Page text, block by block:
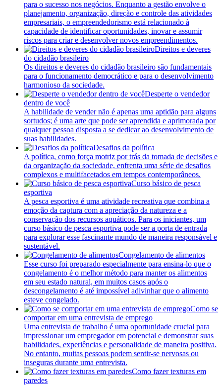
para o sucesso nos negócios. Enquanto a gestão envolve o
planejamento, organização, direção e controle das atividades
empresariais, o empreendedorismo está relacionado à
capacidade de identificar oportunidades, inovar e assumir
riscos para criar e desenvolver novos empreendimentos.
Direitos e deveres
do cidadão brasileiro
Os direitos e deveres do cidadão brasileiro são fundamentais
para o funcionamento democrático e para o desenvolvimento
harmonioso da sociedade.
Desperte o vendedor
dentro de você
A habilidade de vender não é apenas uma aptidão para alguns
sortudos; é uma arte que pode ser aprendida e aprimorada por
qualquer pessoa disposta a se dedicar ao desenvolvimento de
suas habilidades.
Desafios da política
A política, como força motriz por trás da tomada de decisões e
da organização da sociedade, enfrenta uma série de desafios
complexos e multifacetados em tempos contemporâneos.
Curso básico de pesca
esportiva
A pesca esportiva é uma atividade recreativa que combina a
emoção da captura com a apreciação da natureza e a
conservação dos recursos aquáticos. Para os iniciantes, um
curso básico de pesca esportiva pode ser a porta de entrada
para explorar esse fascinante mundo de maneira responsável e
sustentável.
Congelamento de alimentos
Esse curso foi preparado especialmente para ensina-lo que o
congelamento é o melhor método para manter os alimentos
em seu estado natural, em muitos casos após o
descongelamento é até impossível adivinhar que o alimento
esteve congelado.
Como se
comportar em uma entrevista de emprego
Uma entrevista de trabalho é uma oportunidade crucial para
impressionar um empregador em potencial e demonstrar suas
habilidades, experiências e personalidade de maneira positiva.
No entanto, muitas pessoas podem sentir-se nervosas ou
inseguras durante uma entrevista.
Como fazer texturas em
paredes